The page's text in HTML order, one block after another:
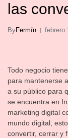
las
ByFermín febrero
Todo negocio
para mantenerse
a su público para
se encuentra en
marketing digital
mundo digital,
convertir, cerrar y